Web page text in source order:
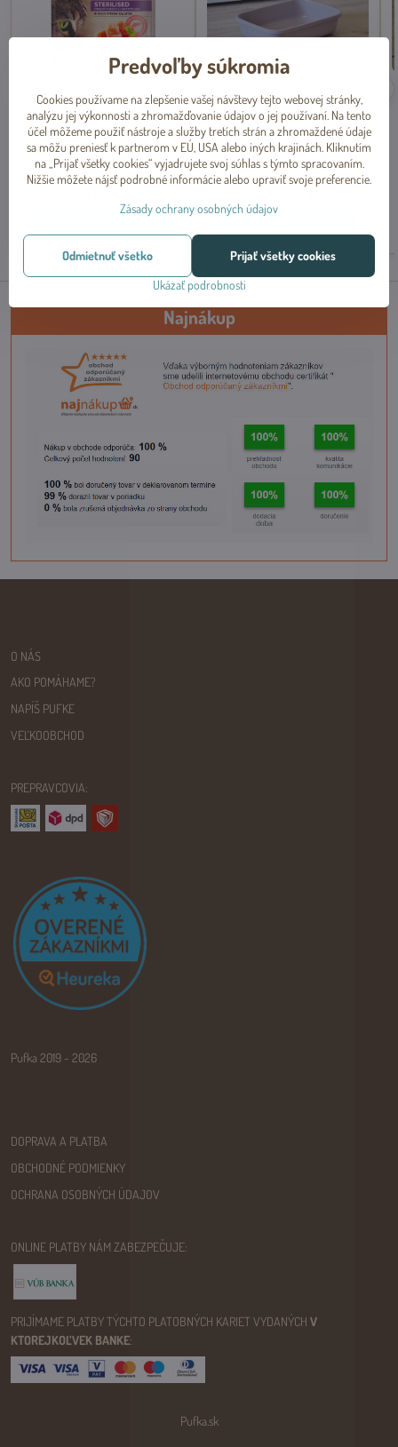
Bezobilninové granule pre
sterilizované mačky losos 750g,
Shelma
Skladom
od 5,45 €
od 7,27 €/ 1 kg
WC pre mačiatka z
recyklovaného plastu KITTY
NEW sivobéžová pastelová
27x9x37cm, Trixie
Dočasne vypredané
od 3,79 €
Najnákup
O NÁS
AKO POMÁHAME?
NAPÍŠ PUFKE
VEĽKOOBCHOD
PREPRAVCOVIA:
Pufka 2019 - 2026
DOPRAVA A PLATBA
OBCHODNÉ PODMIENKY
OCHRANA OSOBNÝCH ÚDAJOV
ONLINE PLATBY NÁM ZABEZPEČUJE:
PRIJÍMAME PLATBY TÝCHTO PLATOBNÝCH KARIET VYDANÝCH V
KTOREJKOĽVEK BANKE:
Pufka.sk
Predvoľby súkromia
Cookies používame na zlepšenie vašej návštevy tejto webovej stránky,
analýzu jej výkonnosti a zhromažďovanie údajov o jej používaní. Na tento
účel môžeme použiť nástroje a služby tretích strán a zhromaždené údaje
sa môžu preniesť k partnerom v EÚ, USA alebo iných krajinách. Kliknutím
na „Prijať všetky cookies“ vyjadrujete svoj súhlas s týmto spracovaním.
Nižšie môžete nájsť podrobné informácie alebo upraviť svoje preferencie.
Zásady ochrany osobných údajov
Ukázať podrobnosti
Prijať všetky cookies
Odmietnuť všetko